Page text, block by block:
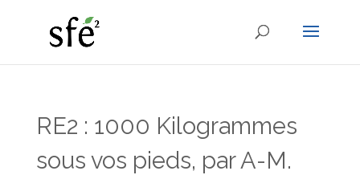
RE2 : 1000 Kilogrammes
sous vos pieds, par A-M.